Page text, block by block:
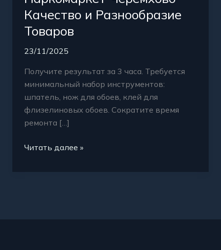
Качество и Разнообразие
Товаров
23/11/2025
Получите результат за 3 часа. Требуется
минимальный набор инструментов:
шпатель, нож для обоев, клей для
флизелиновых обоев. Сократите время
ремонта […]
Читать далее »